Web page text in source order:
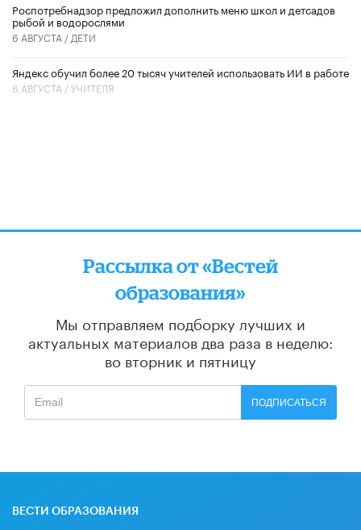
Роспотребнадзор предложил дополнить меню школ и детсадов
рыбой и водорослями
6 АВГУСТА / ДЕТИ
​Яндекс обучил более 20 тысяч учителей использовать ИИ в работе
6 АВГУСТА /УЧИТЕЛЯ
Рассылка от «Вестей
образования»
Мы отправляем подборку лучших и
актуальных материалов два раза в неделю:
во вторник и пятницу
ПОДПИСАТЬСЯ
ВЕСТИ ОБРАЗОВАНИЯ